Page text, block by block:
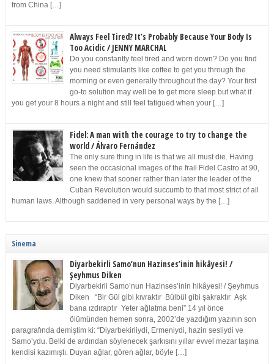
from China […]
Always Feel Tired? It’s Probably Because Your Body Is
Too Acidic / JENNY MARCHAL
Do you constantly feel tired and worn down? Do you find
you need stimulants like coffee to get you through the
morning or even generally throughout the day? Your first
go-to solution may well be to get more sleep but what if
you get your 8 hours a night and still feel fatigued when your […]
Fidel: A man with the courage to try to change the
world / Álvaro Fernández
The only sure thing in life is that we all must die. Having
seen the occasional images of the frail Fidel Castro at 90,
one knew that sooner rather than later the leader of the
Cuban Revolution would succumb to that most strict of all
human laws. Although saddened in very personal ways by the […]
Sinema
Diyarbekirli Samo’nun Hazinses’inin hikâyesi! /
Şeyhmus Diken
Diyarbekirli Samo’nun Hazinses’inin hikâyesi! / Şeyhmus
Diken “Bir Gül gibi kıvraktır Bülbül gibi şakraktır Aşk
bana ızdıraptır Yeter ağlatma beni” 14 yıl önce
ölümünden hemen sonra, 2002’de yazdığım yazının son
paragrafında demiştim ki: “Diyarbekirliydi, Ermeniydi, hazin sesliydi ve
Samo’ydu. Belki de ardından söylenecek şarkısını yıllar evvel mezar taşına
kendisi kazımıştı. Duyan ağlar, gören ağlar, böyle […]